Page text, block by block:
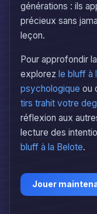
générations : ils
précieux sans
leçon.
Pour approfondir
explorez le bluff à
psychologique ou
tirs trahit votre
réflexion aux
lecture des
bluff à la Belote.
Jouer